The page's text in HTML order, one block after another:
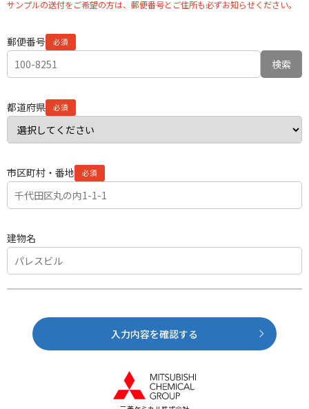
サンプルの送付をご希望の方は、郵便番号とご住所も必ずお知らせください。
郵便番号
検索
都道府県
市区町村・番地
建物名
入力内容を確認する